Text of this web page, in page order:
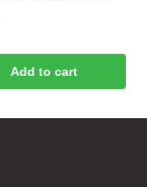
Add to cart